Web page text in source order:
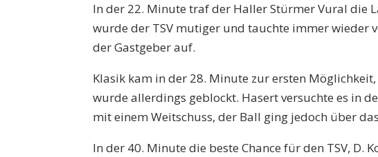
In der 22. Minute traf der Haller Stürmer Vural die
wurde der TSV mutiger und tauchte immer wieder
der Gastgeber auf.
Klasik kam in der 28. Minute zur ersten Möglichkeit,
wurde allerdings geblockt. Hasert versuchte es in
mit einem Weitschuss, der Ball ging jedoch über
In der 40. Minute die beste Chance für den TSV, D.